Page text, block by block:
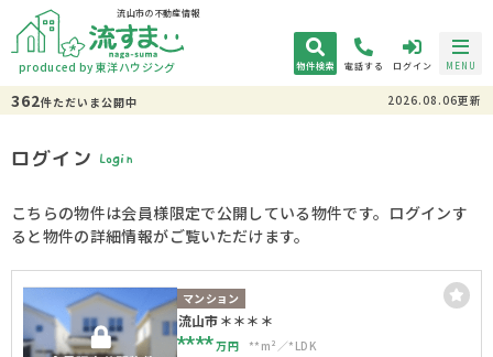
流山市の不動産情報
produced by 東洋ハウジング 物件検索 電話する ログイン MENU
362件ただいま公開中 2026.08.06更新
ログイン Login
こちらの物件は会員様限定で公開している物件です。ログインす
ると物件の詳細情報がご覧いただけます。
マンション
流山市＊＊＊＊
****万円 **m²
*LDK